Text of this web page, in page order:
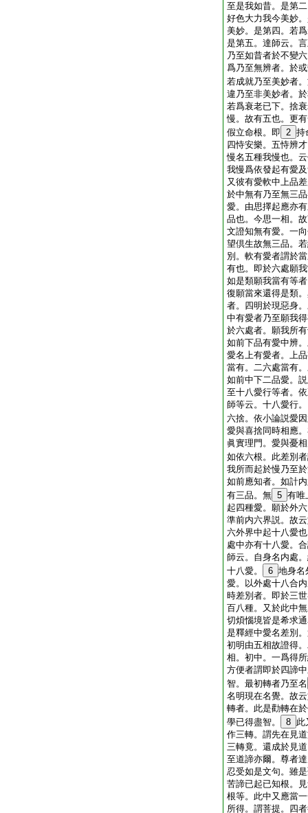
至是我如昔。是第
好色大力我今美妙
美妙。是第四。若
是第五。達師云。
乃至如昔者於不變
爲乃至無辨者。於
若成就乃至美妙者
違乃至非美妙者。
若爲衰老已下。捨
慢。故有五也。更
假立命根。即 2 持
四恃安樂。五恃辨
慢名五種我慢也。
我慢爲依發起有愛
又彼有愛軟中上品
於中無有乃至無三
愛。由思擇起應亦
品也。今思一相。
文證知無有愛。一
望倶生故無三品。
別。軟有愛者謂於
有也。即於六處願
如是類願我當有等
復願當來還得是類
者。四明於現惡身
中有愛者乃至願我
於六處者。願我所
如前下品有愛中辨
愛名上有愛者。上
當有。二六處當有
如前中下二品愛。
至十八愛行等者。
師等云。十八愛行
六捨。依小論説愛
愛與喜捨同時相應
眞實理門。愛與憂
如依六根。此差別
我所而起於慢乃至
如前應知者。如計
有三品。無 5 有唯
起四種愛。願於外
準前内六界説。故
六外界中起十八愛
處中亦有十八愛。
師云。自身名内處
十八愛。
6 地身名
愛。以外處十八合
時差別者。即於三
百八種。又於此中
切煩惱境皆是希求
是釋經中愛名差別
初明由五相故證得
相。初中。一爲得
方便者謂即於四諦
智。最初轉者乃至名
名明現在名覺。故
轉者。此是勸轉在
學已得盡智。
8 此
作三轉。謂先在見
三轉竟。還成於見
至道諦亦爾。尊者
忍受如是文句。雖
苦諦已起已知根。
根等。此中又應當
所得。謂菩提。四